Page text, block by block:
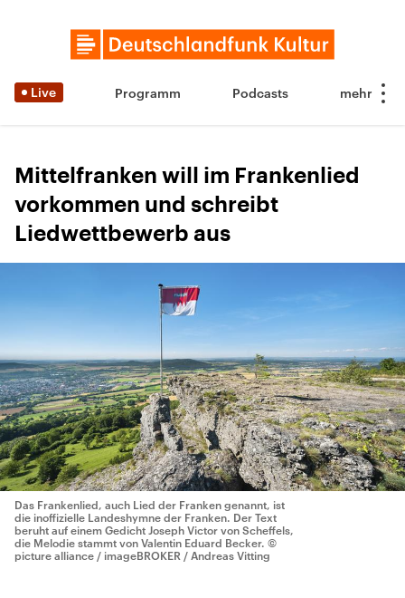
Live Programm Podcasts
Mittelfranken will im Frankenlied
vorkommen und schreibt
Liedwettbewerb aus
Das Frankenlied, auch Lied der Franken genannt, ist
die inoffizielle Landeshymne der Franken. Der Text
beruht auf einem Gedicht Joseph Victor von Scheffels,
die Melodie stammt von Valentin Eduard Becker. ©
picture alliance / imageBROKER / Andreas Vitting